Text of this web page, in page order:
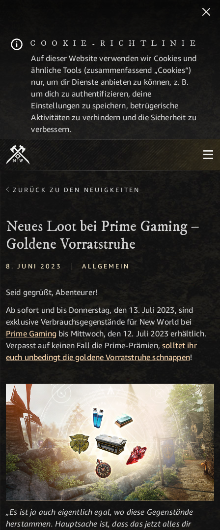
COOKIE-RICHTLINIE
Auf dieser Website verwenden wir Cookies und
ähnliche Tools (zusammenfassend „Cookies“)
nur, um dir Dienste anbieten zu können, z. B.
um dich zu authentifizieren, deine
Einstellungen zu speichern, betrügerische
Aktivitäten zu verhindern und die Sicherheit zu
verbessern.
ZURÜCK ZU DEN NEUIGKEITEN
Neues Loot bei Prime Gaming –
Goldene Vorratstruhe
8. JUNI 2023 | ALLGEMEIN
Seid gegrüßt, Abenteurer!
Ab sofort und bis Donnerstag, den 13. Juli 2023, sind
exklusive Verbrauchsgegenstände für New World bei
Prime Gamingbis Mittwoch, den 12. Juli 2023 erhältlich.
Verpasst auf keinen Fall die Prime-Prämien,solltet ihr
euch unbedingt die goldene Vorratstruhe schnappen!
„Es ist ja auch eigentlich egal, wo diese Gegenstände
herstammen. Hauptsache ist, dass das jetzt alles dir